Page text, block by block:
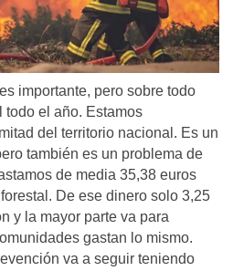
importante, pero sobre todo
todo el año. Estamos
del territorio nacional. Es un
también es un problema de
de media 35,38 euros
De ese dinero solo 3,25
y la mayor parte va para
gastan lo mismo.
va a seguir teniendo